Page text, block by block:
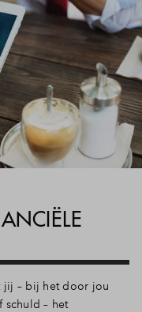
jij – bij het door jou
– het